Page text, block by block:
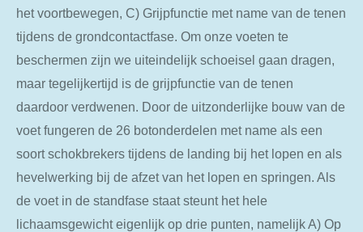
het voortbewegen, C) Grijpfunctie met name van de tenen
tijdens de grondcontactfase. Om onze voeten te
beschermen zijn we uiteindelijk schoeisel gaan dragen,
maar tegelijkertijd is de grijpfunctie van de tenen
daardoor verdwenen. Door de uitzonderlijke bouw van de
voet fungeren de 26 botonderdelen met name als een
soort schokbrekers tijdens de landing bij het lopen en als
hevelwerking bij de afzet van het lopen en springen. Als
de voet in de standfase staat steunt het hele
lichaamsgewicht eigenlijk op drie punten, namelijk A) Op